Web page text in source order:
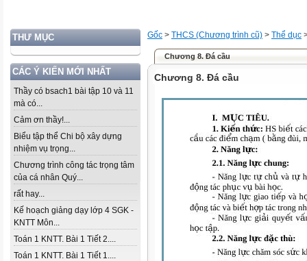
THƯ MỤC
CÁC Ý KIẾN MỚI NHẤT
Thầy có bsach1 bài tập 10 và 11
mà có...
Cảm ơn thầy!...
Biểu tập thể Chi bộ xây dựng
nhiệm vụ trọng...
Chương trình công tác trọng tâm
của cá nhân Quý...
rất hay...
Kế hoạch giảng dạy lớp 4 SGK -
KNTT Môn...
Toán 1 KNTT. Bài 1 Tiết 2....
Toán 1 KNTT. Bài 1 Tiết 1....
Gốc > THCS (Chương trình cũ) > Thể dục
Chương 8. Đá cầu
Chương 8. Đá cầu